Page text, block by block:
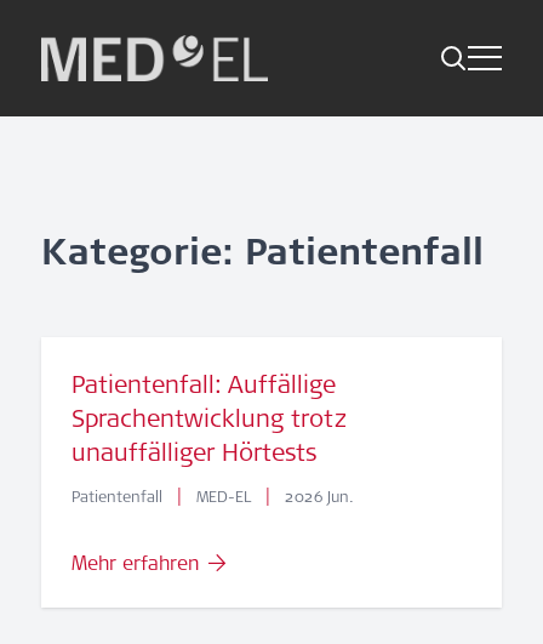
Toggle
News
Folge uns
Kategorie: Patientenfall
Patientenfall: Auffällige
Sprachentwicklung trotz
unauffälliger Hörtests
Patientenfall | MED-EL | 2026 Jun.
Mehr erfahren